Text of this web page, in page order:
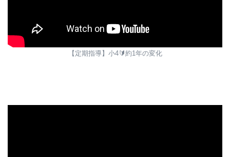
【定期指導】小4🔰約1年の変化